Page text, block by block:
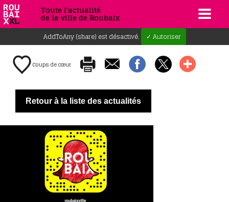
Toute l'actualité
de la ville de Roubaix
AddToAny (share) est désactivé. ✓ Autoriser
Coups de cœur
Retour à la liste des actualités